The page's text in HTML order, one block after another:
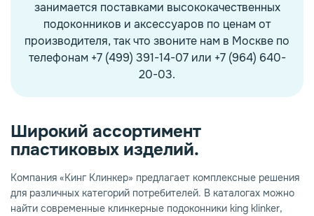
занимается поставками высококачественных
подоконников и аксессуаров по ценам от
производителя, так что звоните нам в Москве по
телефонам +7 (499) 391-14-07 или +7 (964) 640-
20-03.
Широкий ассортимент
пластиковых изделий.
Компания «Кинг Клинкер» предлагает комплексные решения
для различных категорий потребителей. В каталогах можно
найти современные клинкерные подоконники king klinker,